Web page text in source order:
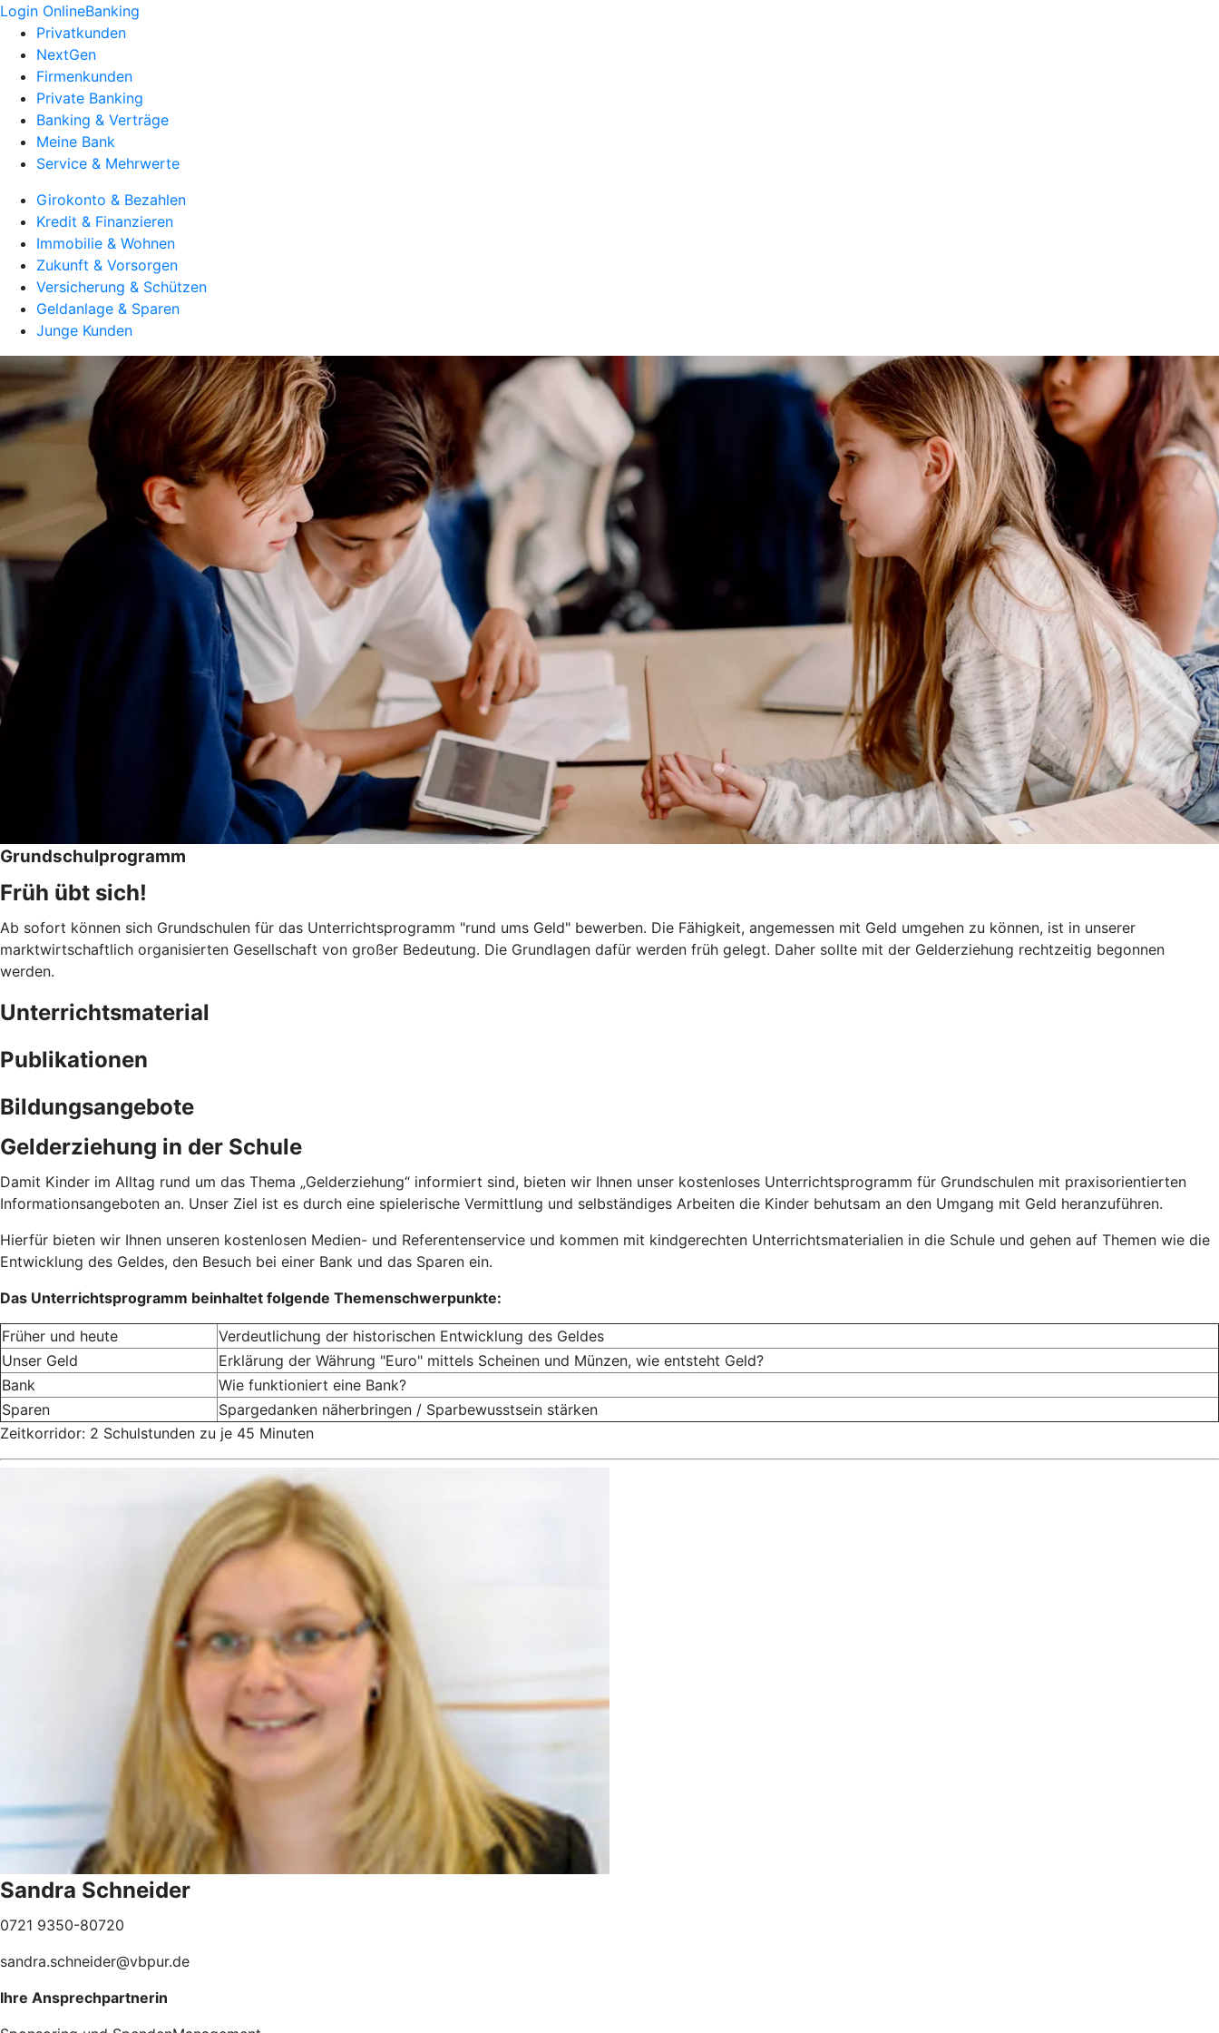
Login OnlineBanking
Privatkunden
NextGen
Firmenkunden
Private Banking
Banking & Verträge
Meine Bank
Service & Mehrwerte
Girokonto & Bezahlen
Kredit & Finanzieren
Immobilie & Wohnen
Zukunft & Vorsorgen
Versicherung & Schützen
Geldanlage & Sparen
Junge Kunden
Grundschulprogramm
Früh übt sich!
Ab sofort können sich Grundschulen für das Unterrichtsprogramm "rund ums Geld" bewerben. Die Fähigkeit, angemessen mit Geld umgehen zu können, ist in unserer
marktwirtschaftlich organisierten Gesellschaft von großer Bedeutung. Die Grundlagen dafür werden früh gelegt. Daher sollte mit der Gelderziehung rechtzeitig begonnen
werden.
Unterrichtsmaterial
Publikationen
Bildungsangebote
Gelderziehung in der Schule
Damit Kinder im Alltag rund um das Thema „Gelderziehung“ informiert sind, bieten wir Ihnen unser kostenloses Unterrichtsprogramm für Grundschulen mit praxisorientierten
Informationsangeboten an. Unser Ziel ist es durch eine spielerische Vermittlung und selbständiges Arbeiten die Kinder behutsam an den Umgang mit Geld heranzuführen.
Hierfür bieten wir Ihnen unseren kostenlosen Medien- und Referentenservice und kommen mit kindgerechten Unterrichtsmaterialien in die Schule und gehen auf Themen wie die
Entwicklung des Geldes, den Besuch bei einer Bank und das Sparen ein.
Das Unterrichtsprogramm beinhaltet folgende Themenschwerpunkte:
Früher und heute
Verdeutlichung der historischen Entwicklung des Geldes
Unser Geld
Erklärung der Währung "Euro" mittels Scheinen und Münzen, wie entsteht Geld?
Bank
Wie funktioniert eine Bank?
Sparen
Spargedanken näherbringen / Sparbewusstsein stärken
Zeitkorridor: 2 Schulstunden zu je 45 Minuten
Sandra Schneider
0721 9350-80720
sandra.schneider@vbpur.de
Ihre Ansprechpartnerin